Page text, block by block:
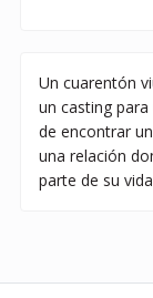
Un cuarentón
un casting
de encontrar
una relación
parte de su